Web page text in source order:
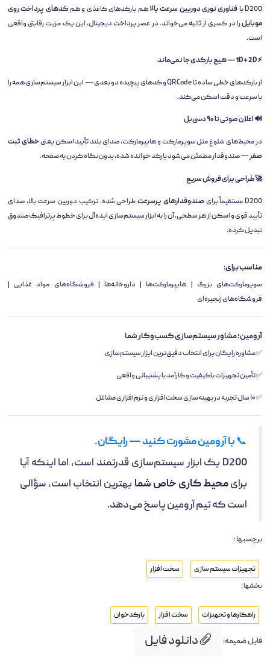
D200 با فناوری نوری دوربین سرعت بالاهم بارکدهای کاغذی و همکدهای پرداخت روی
موبایلرا در کسری از ثانیه می‌خواند. در عصر پرداخت دیجیتال، این یک مزیت رقابتی واقعی
است.
⚡ 1D + 2D — هیچ بارکدی جا نمی‌ماند
از بارکدهای خطی ساده تا QR Code و کدهای پیچیده دو بعدی — این ابزار سیستم‌سازی همه را
با سرعت و دقت اسکن می‌کند.
🔊 اعلان صوتی تا ۹۰ دسی‌بل
در محیط‌های شلوغ مثل سوپرمارکت و هایپرمارکت، صدای بلند تأیید اسکن یعنیخطای ثبت
صفر— صندوقدار مطمئن می‌شود بارکد خوانده شده، بدون نگاه کردن به صفحه.
🚀 طراحی برای فروش سریع
D200 مستقیماً برای صندوقدارهای پرسرعتطراحی شده. ترکیب دوربین سرعت بالا، صدای
تأیید قوی و اسکن از هر سطحی، آن را به ابزار سیستم‌سازی ایده‌آل برای خطوط پرترافیک صندوق
تبدیل کرده.
مناسب برای:
سوپرمارکت‌های بزرگ | هایپرمارکت‌ها | داروخانه‌ها | فروشگاه‌های مواد غذایی |
فروشگاه‌های زنجیره‌ای
آرومین؛ مشاور سیستم‌سازی کسب‌وکار شما
✅ مشاوره رایگان برای انتخاب دقیق‌ترین ابزار سیستم‌سازی
✅ تأمین تجهیزات باکیفیت و کارآمد با پشتیبانی واقعی
✅ ۱۰ سال تجربه در بهینه‌سازی سخت‌افزاری و نرم‌افزاری مشاغل
📞 با آرومین مشورت کنید — رایگان.
D200 یک ابزار سیستم‌سازی قدرتمند است، اما اینکه آیا
برایمحیط کاری خاص شما بهترین انتخاب است، سؤالی
است که تیم آرومین پاسخ می‌دهد.
برچسبها :
تجهیزات سیستم سازی
سخت افزار
بخشها :
راهکارها و تجهیزات سخت افزار بارکدخوان
فایل ضمیمه: دانلود فایل